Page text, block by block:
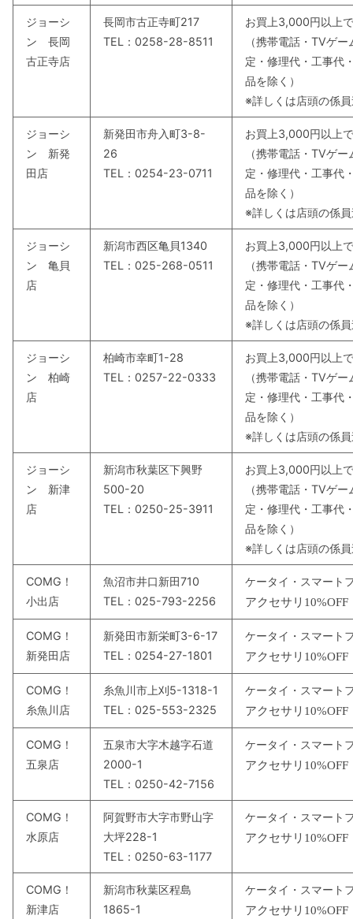
ジョーシ
ン 長岡
古正寺店
長岡市古正寺町217
TEL：0258-28-8511
お買上3,000円以上
（携帯電話・TVゲ
定・修理代・工事代
品を除く）
※詳しくは店頭の係
ジョーシ
ン 新発
田店
新発田市舟入町3-8-
26
TEL：0254-23-0711
お買上3,000円以上
（携帯電話・TVゲ
定・修理代・工事代
品を除く）
※詳しくは店頭の係
ジョーシ
ン 亀貝
店
新潟市西区亀貝1340
TEL：025-268-0511
お買上3,000円以上
（携帯電話・TVゲ
定・修理代・工事代
品を除く）
※詳しくは店頭の係
ジョーシ
ン 柏崎
店
柏崎市幸町1-28
TEL：0257-22-0333
お買上3,000円以上
（携帯電話・TVゲ
定・修理代・工事代
品を除く）
※詳しくは店頭の係
ジョーシ
ン 新津
店
新潟市秋葉区下興野
500-20
TEL：0250-25-3911
お買上3,000円以上
（携帯電話・TVゲ
定・修理代・工事代
品を除く）
※詳しくは店頭の係
COMG！
小出店
魚沼市井口新田710
TEL：025-793-2256
ケータイ・スマート
アクセサリ 10%OFF
COMG！
新発田店
新発田市新栄町3-6-17
TEL：0254-27-1801
ケータイ・スマート
アクセサリ 10%OFF
COMG！
糸魚川店
糸魚川市上刈5-1318-1
TEL：025-553-2325
ケータイ・スマート
アクセサリ 10%OFF
COMG！
五泉店
五泉市大字木越字石道
2000-1
TEL：0250-42-7156
ケータイ・スマート
アクセサリ 10%OFF
COMG！
水原店
阿賀野市大字市野山字
大坪228-1
TEL：0250-63-1177
ケータイ・スマート
アクセサリ 10%OFF
COMG！
新津店
新潟市秋葉区程島
1865-1
ケータイ・スマート
アクセサリ 10%OFF